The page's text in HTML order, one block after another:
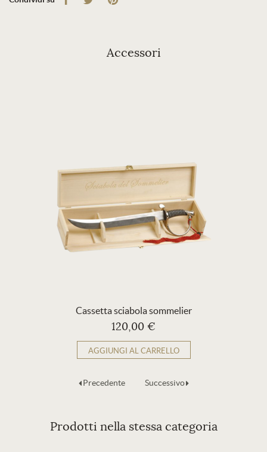
Accessori
Cassetta sciabola sommelier
120,00 €
AGGIUNGI AL CARRELLO
Precedente Successivo
Prodotti nella stessa categoria